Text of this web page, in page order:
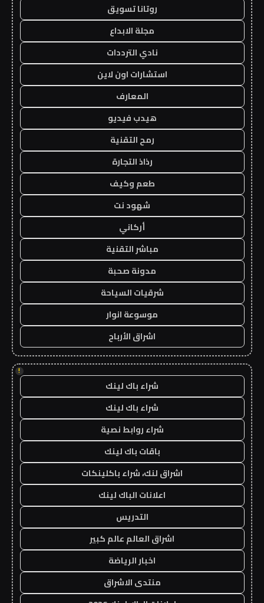
روتانا تسويق
مجلة الابداع
نادي الترددات
استشارات اون لاين
المعارف
هيدب فيديو
رمح التقنية
رذاذ التجارة
طعم وكيف
شهود نت
أركاني
مباشر التقنية
مدونة صحبة
شرقيات السياحة
موسوعة انوار
اشراق الأرباح
!
شراء باك لينك
شراء باك لينك
شراء روابط نصية
باقات باك لينك
اشراق لنك، شراء باكلينكات
اعلانات الباك لينك
التدريس
اشراق العالم عالم كبير
اخبار الرياضة
منتدى الاشراق